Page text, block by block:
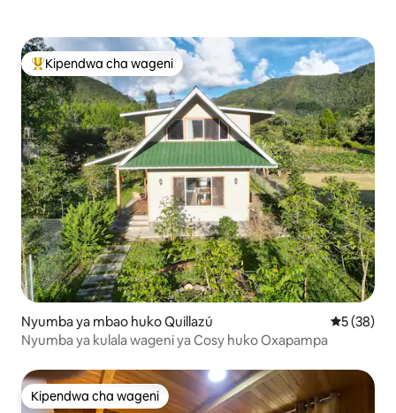
Kipendwa maarufu cha wageni
Kipendwa cha wageni
Nyumba ya mbao huko Quillazú Ukadiriaji
5 (38)
Nyumba ya kulala wageni ya Cosy huko Oxapampa
Kipendwa cha wageni
Kipendwa cha wageni